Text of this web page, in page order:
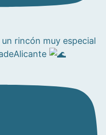
un rincón muy especial